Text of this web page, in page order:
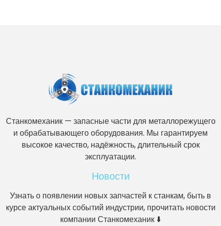
Станкомеханик — запасные части для металлорежущего
и обрабатывающего оборудования. Мы гарантируем
высокое качество, надёжность, длительный срок
эксплуатации.
Новости
Узнать о появлении новых запчастей к станкам, быть в
курсе актуальных событий индустрии, прочитать новости
компании Станкомеханик ⬇️